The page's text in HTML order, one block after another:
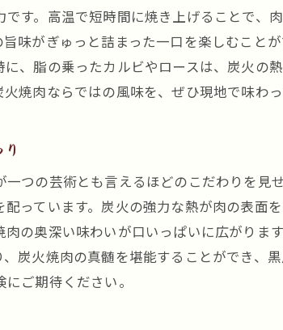
す。高温で短時間に焼き上げることで、
味がぎゅっと詰まった一口を楽しむこと
、脂の乗ったカルビやロースは、炭火の
焼肉ならではの風味を、ぜひ現地で味わっ
つの芸術とも言えるほどのこだわりを見
っています。炭火の強力な熱が肉の表面
の奥深い味わいが口いっぱいに広がりま
炭火焼肉の真髄を堪能することができ、
ご期待ください。